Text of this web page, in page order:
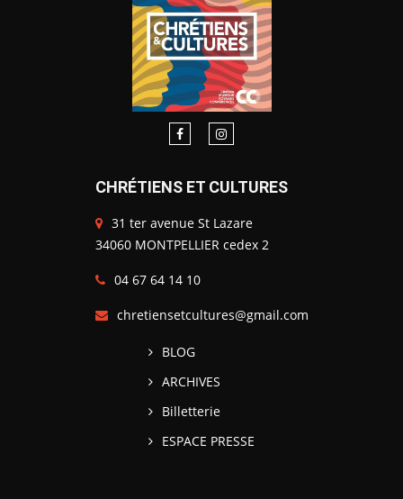
CHRÉTIENS ET CULTURES
31 ter avenue St Lazare
34060 MONTPELLIER cedex 2
04 67 64 14 10
chretiensetcultures@gmail.com
BLOG
ARCHIVES
Billetterie
ESPACE PRESSE